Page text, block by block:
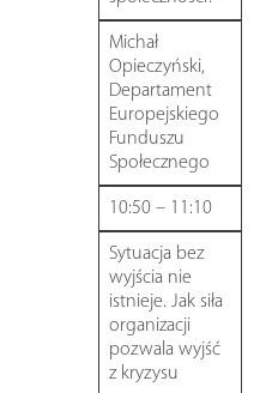
Michał
Opieczyński,
Departament
Europejskiego
Funduszu
Społecznego
10:50 – 11:10
Sytuacja bez
wyjścia nie
istnieje. Jak siła
organizacji
pozwala wyjść
z kryzysu